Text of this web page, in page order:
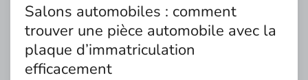
Salons automobiles : comment
trouver une pièce automobile avec la
plaque d’immatriculation
efficacement